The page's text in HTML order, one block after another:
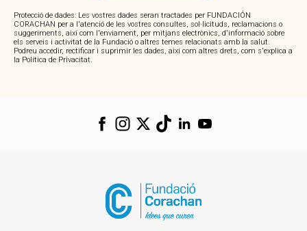
Protecció de dades: Les vostres dades seran tractades per FUNDACIÓN
CORACHAN per a l'atenció de les vostres consultes, sol·licituds, reclamacions o
suggeriments, així com l'enviament, per mitjans electrònics, d'informació sobre
els serveis i activitat de la Fundació o altres temes relacionats amb la salut.
Podreu accedir, rectificar i suprimir les dades, així com altres drets, com s'explica a
la Política de Privacitat.